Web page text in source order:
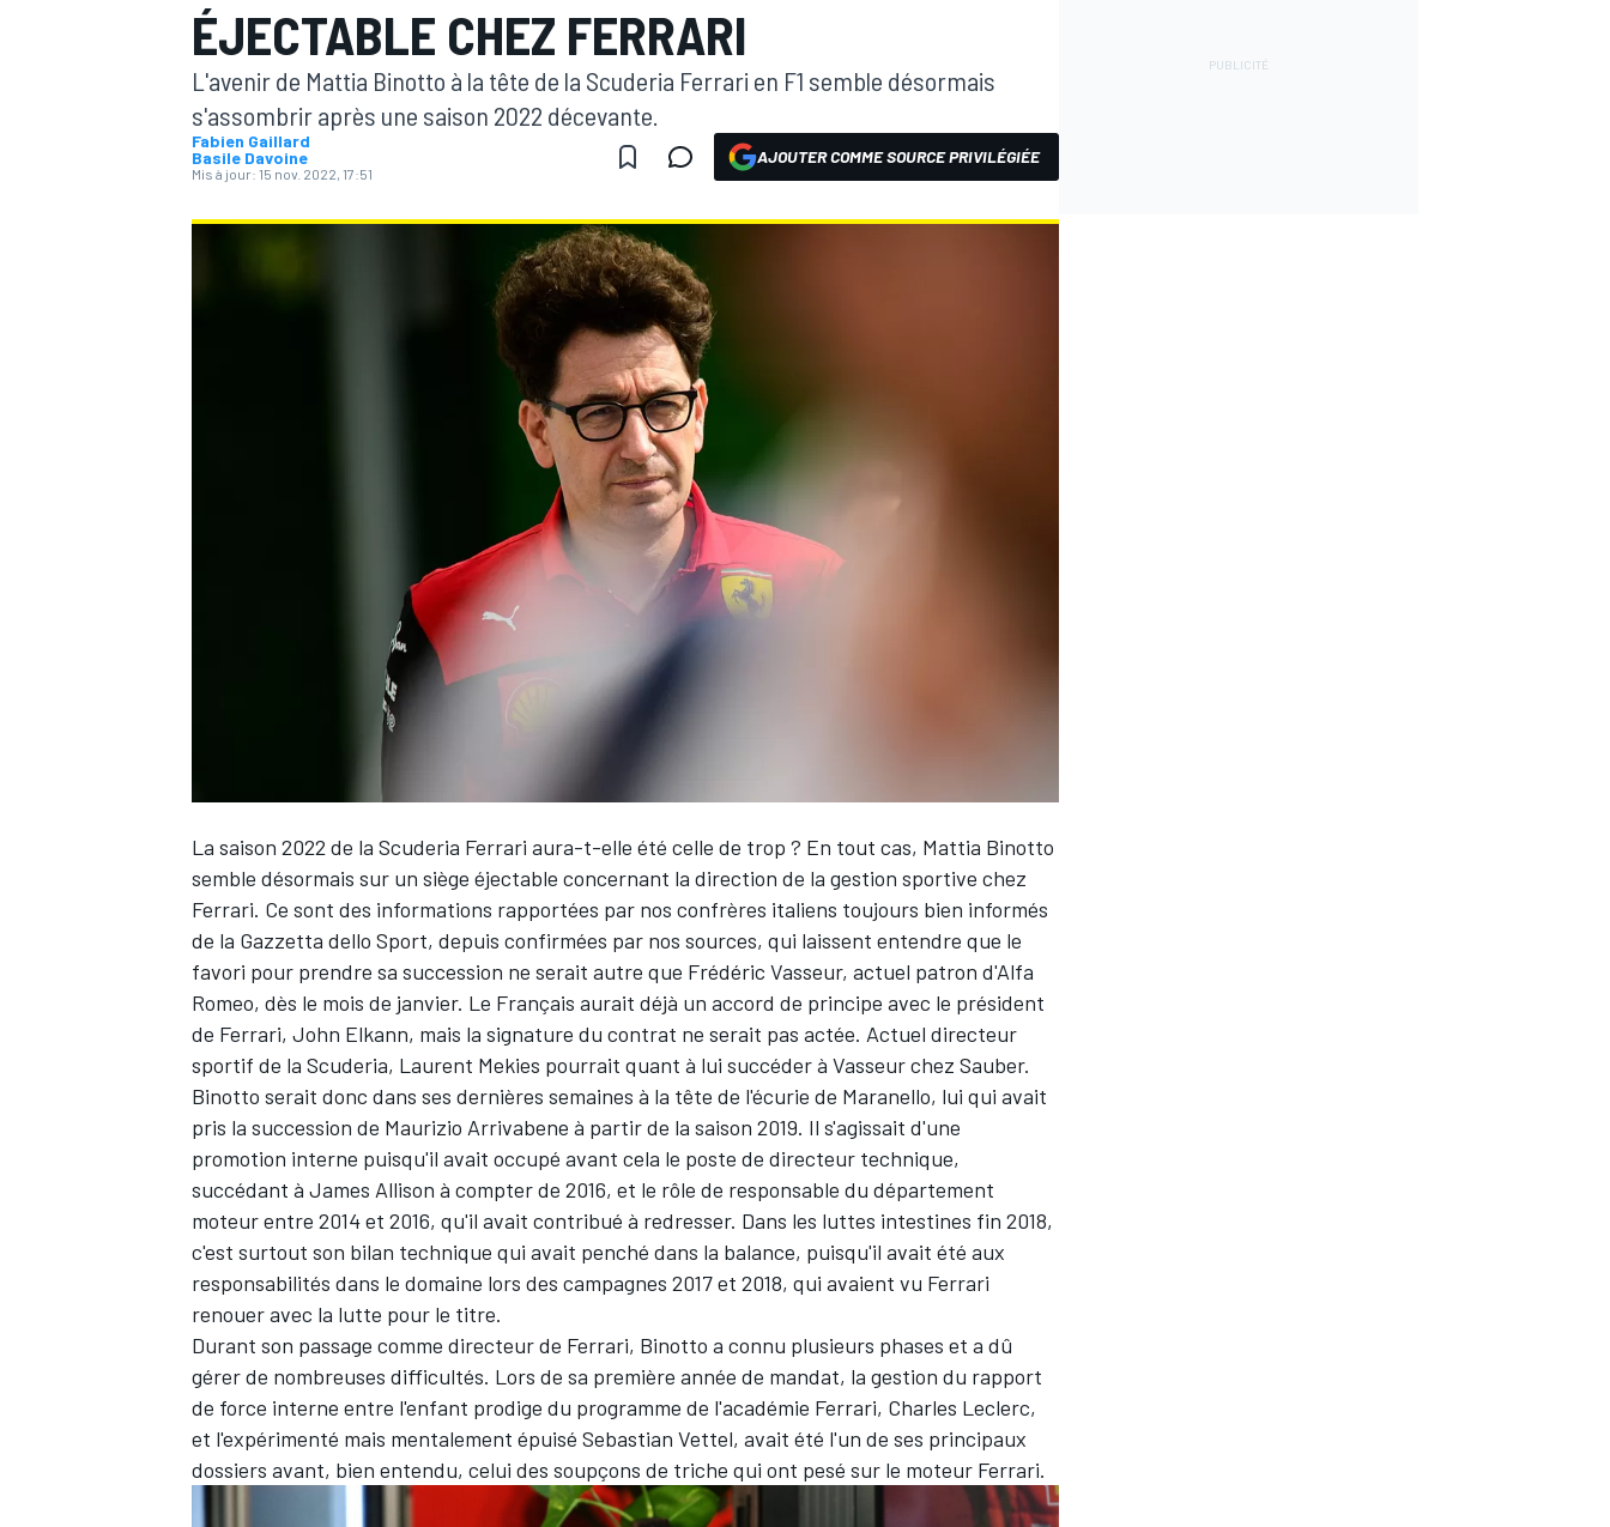
MOTOGP
WEC
ÉJECTABLE CHEZ FERRARI
L'avenir de Mattia Binotto à la tête de la Scuderia Ferrari en F1 semble désormais
s'assombrir après une saison 2022 décevante.
Fabien Gaillard
Basile Davoine
Mis à jour: 15 nov. 2022, 17:51
AJOUTER COMME SOURCE PRIVILÉGIÉE
La saison 2022 de la Scuderia Ferrari aura-t-elle été celle de trop ? En tout cas, Mattia Binotto
semble désormais sur un siège éjectable concernant la direction de la gestion sportive chez
Ferrari. Ce sont des informations rapportées par nos confrères italiens toujours bien informés
de la Gazzetta dello Sport, depuis confirmées par nos sources, qui laissent entendre que le
favori pour prendre sa succession ne serait autre que Frédéric Vasseur, actuel patron d'Alfa
Romeo, dès le mois de janvier. Le Français aurait déjà un accord de principe avec le président
de Ferrari, John Elkann, mais la signature du contrat ne serait pas actée. Actuel directeur
sportif de la Scuderia, Laurent Mekies pourrait quant à lui succéder à Vasseur chez Sauber.
Binotto serait donc dans ses dernières semaines à la tête de l'écurie de Maranello, lui qui avait
pris la succession de Maurizio Arrivabene à partir de la saison 2019. Il s'agissait d'une
promotion interne puisqu'il avait occupé avant cela le poste de directeur technique,
succédant à James Allison à compter de 2016, et le rôle de responsable du département
moteur entre 2014 et 2016, qu'il avait contribué à redresser. Dans les luttes intestines fin 2018,
c'est surtout son bilan technique qui avait penché dans la balance, puisqu'il avait été aux
responsabilités dans le domaine lors des campagnes 2017 et 2018, qui avaient vu Ferrari
renouer avec la lutte pour le titre.
Durant son passage comme directeur de Ferrari, Binotto a connu plusieurs phases et a dû
gérer de nombreuses difficultés. Lors de sa première année de mandat, la gestion du rapport
de force interne entre l'enfant prodige du programme de l'académie Ferrari, Charles Leclerc,
et l'expérimenté mais mentalement épuisé Sebastian Vettel, avait été l'un de ses principaux
dossiers avant, bien entendu, celui des soupçons de triche qui ont pesé sur le moteur Ferrari.